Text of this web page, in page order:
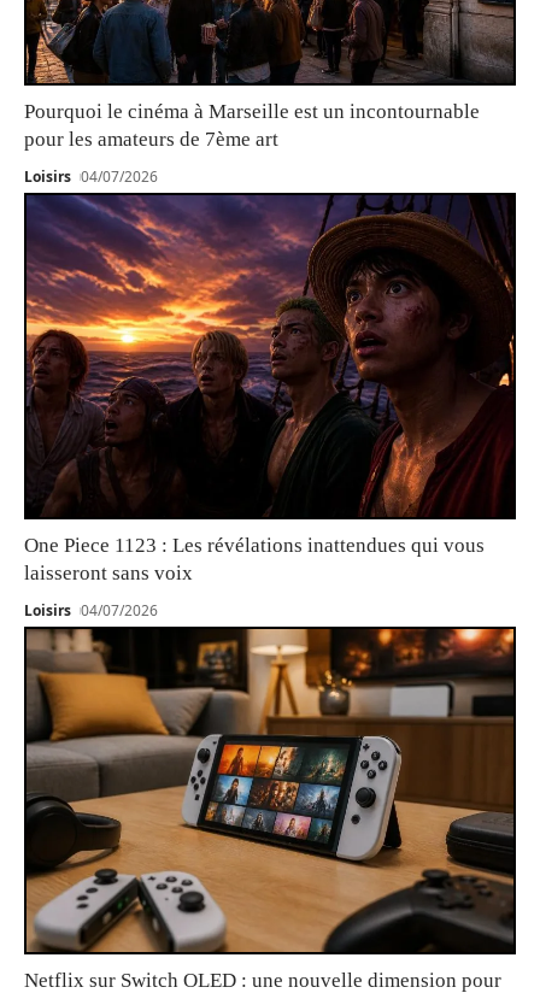
Pourquoi le cinéma à Marseille est un incontournable
pour les amateurs de 7ème art
Loisirs 04/07/2026
One Piece 1123 : Les révélations inattendues qui vous
laisseront sans voix
Loisirs 04/07/2026
Netflix sur Switch OLED : une nouvelle dimension pour